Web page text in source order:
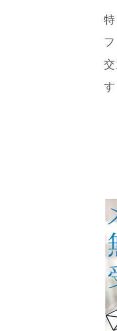
す